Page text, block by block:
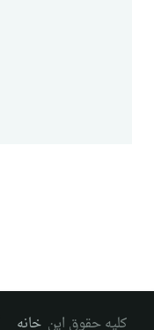
خانه کلیه حقوق این